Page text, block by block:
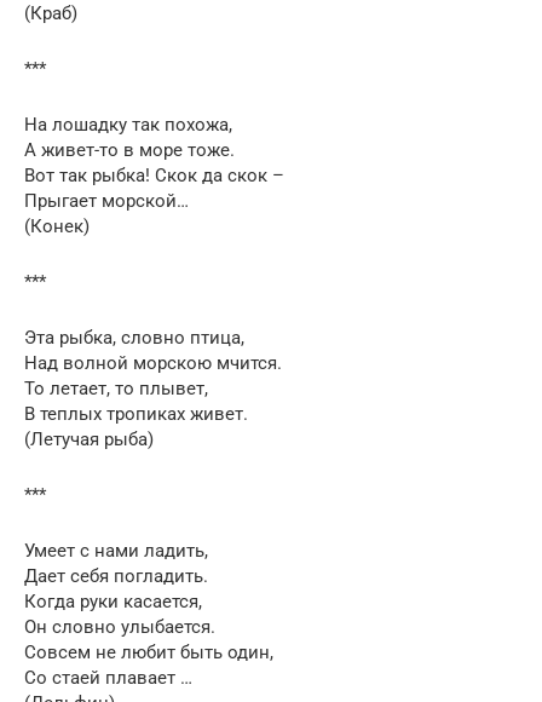
(Краб)
***
На лошадку так похожа,
А живет-то в море тоже.
Вот так рыбка! Скок да скок –
Прыгает морской…
(Конек)
***
Эта рыбка, словно птица,
Над волной морскою мчится.
То летает, то плывет,
В теплых тропиках живет.
(Летучая рыба)
***
Умеет с нами ладить,
Дает себя погладить.
Когда руки касается,
Он словно улыбается.
Совсем не любит быть один,
Со стаей плавает …